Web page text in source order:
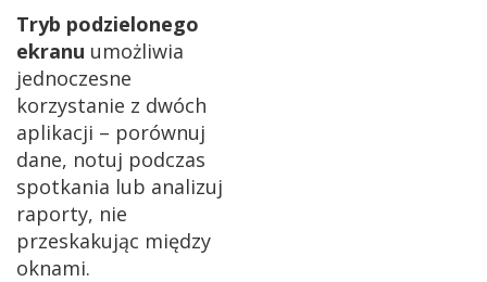
Tryb podzielonego
ekranu umożliwia
jednoczesne
korzystanie z dwóch
aplikacji – porównuj
dane, notuj podczas
spotkania lub analizuj
raporty, nie
przeskakując między
oknami.